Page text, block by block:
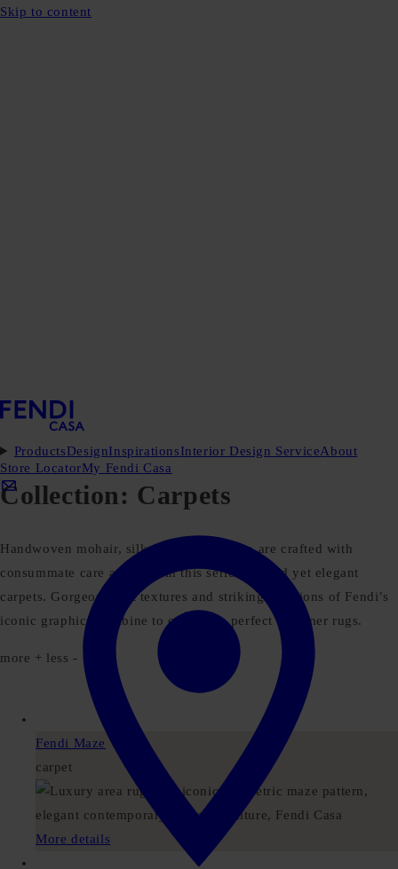
Skip to content
ProductsDesignInspirationsInterior Design ServiceAbout
Store LocatorMy Fendi Casa
Collection: Carpets
Handwoven mohair, silk, linen and cotton are crafted with
consummate care and skill in this series of bold yet elegant
carpets. Gorgeous soft textures and striking iterations of Fendi’s
iconic graphics combine to create the perfect designer rugs.
more + less -
Fendi Maze
carpet
More details